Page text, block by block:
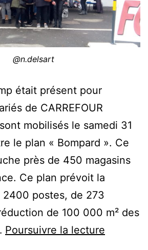
@n.delsart
était présent pour
de CARREFOUR
mobilisés le samedi 31
le plan « Bompard ». Ce
près de 450 magasins
Ce plan prévoit la
2400 postes, de 273
de 100 000 m² des
Poursuivre la lecture